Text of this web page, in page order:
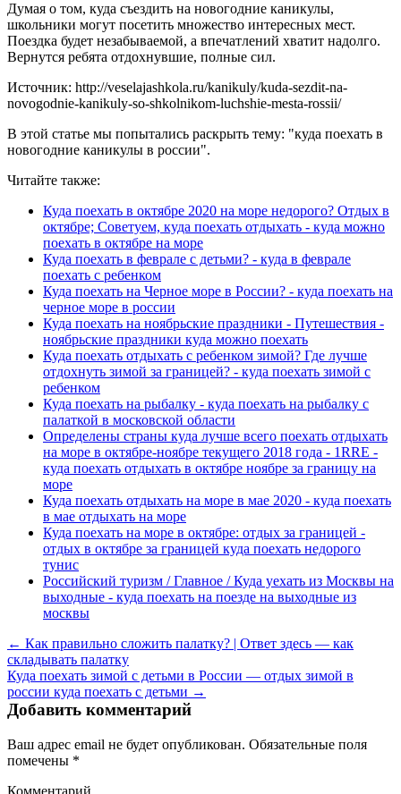
Думая о том, куда съездить на новогодние каникулы,
школьники могут посетить множество интересных мест.
Поездка будет незабываемой, а впечатлений хватит надолго.
Вернутся ребята отдохнувшие, полные сил.
Источник: http://veselajashkola.ru/kanikuly/kuda-sezdit-na-
novogodnie-kanikuly-so-shkolnikom-luchshie-mesta-rossii/
В этой статье мы попытались раскрыть тему: "куда поехать в
новогодние каникулы в россии".
Читайте также:
Куда поехать в октябре 2020 на море недорого? Отдых в
октябре; Советуем, куда поехать отдыхать - куда можно
поехать в октябре на море
Куда поехать в феврале с детьми? - куда в феврале
поехать с ребенком
Куда поехать на Черное море в России? - куда поехать на
черное море в россии
Куда поехать на ноябрьские праздники - Путешествия -
ноябрьские праздники куда можно поехать
Куда поехать отдыхать с ребенком зимой? Где лучше
отдохнуть зимой за границей? - куда поехать зимой с
ребенком
Куда поехать на рыбалку - куда поехать на рыбалку с
палаткой в московской области
Определены страны куда лучше всего поехать отдыхать
на море в октябре-ноябре текущего 2018 года - 1RRE -
куда поехать отдыхать в октябре ноябре за границу на
море
Куда поехать отдыхать на море в мае 2020 - куда поехать
в мае отдыхать на море
Куда поехать на море в октябре: отдых за границей -
отдых в октябре за границей куда поехать недорого
тунис
Российский туризм / Главное / Куда уехать из Москвы на
выходные - куда поехать на поезде на выходные из
москвы
← Как правильно сложить палатку? | Ответ здесь — как
складывать палатку
Куда поехать зимой с детьми в России — отдых зимой в
россии куда поехать с детьми →
Добавить комментарий
Ваш адрес email не будет опубликован. Обязательные поля
помечены *
Комментарий